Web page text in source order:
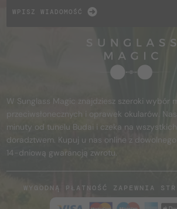
WPISZ WIADOMOŚĆ
W Sunglass Magic znajdziesz szeroki wybór
przeciwsłonecznych i oprawek okularów.
minuty od tunelu Budai i czeka na
doradztwem. Kupuj u nas online z dowolnego
14-dniową gwarancją zwrotu.
WYGODNĄ PŁATNOŚĆ ZAPEWNIA